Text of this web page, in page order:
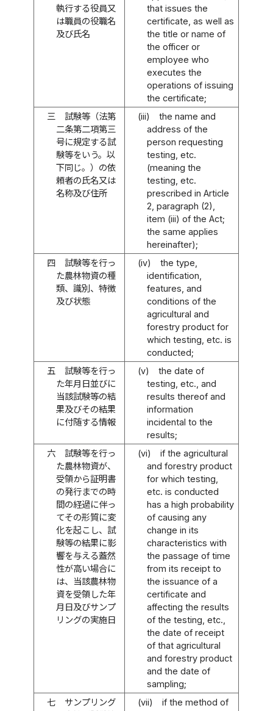
執行する役員又
は職員の役職名
及び氏名
that issues the
certificate, as well as
the title or name of
the officer or
employee who
executes the
operations of issuing
the certificate;
三
試験等（法第
二条第二項第三
号に規定する試
験等をいう。以
下同じ。）の依
頼者の氏名又は
名称及び住所
(iii)
the name and
address of the
person requesting
testing, etc.
(meaning the
testing, etc.
prescribed in Article
2, paragraph (2),
item (iii) of the Act;
the same applies
hereinafter);
四
試験等を行っ
た農林物資の種
類、識別、特徴
及び状態
(iv)
the type,
identification,
features, and
conditions of the
agricultural and
forestry product for
which testing, etc. is
conducted;
五
試験等を行っ
た年月日並びに
当該試験等の結
果及びその結果
に付随する情報
(v)
the date of
testing, etc., and
results thereof and
information
incidental to the
results;
六
試験等を行っ
た農林物資が、
受領から証明書
の発行までの時
間の経過に伴っ
てその形質に変
化を起こし、試
験等の結果に影
響を与える蓋然
性が高い場合に
は、当該農林物
資を受領した年
月日及びサンプ
リングの実施日
(vi)
if the agricultural
and forestry product
for which testing,
etc. is conducted
has a high probability
of causing any
change in its
characteristics with
the passage of time
from its receipt to
the issuance of a
certificate and
affecting the results
of the testing, etc.,
the date of receipt
of that agricultural
and forestry product
and the date of
sampling;
七
サンプリング
(vii)
if the method of